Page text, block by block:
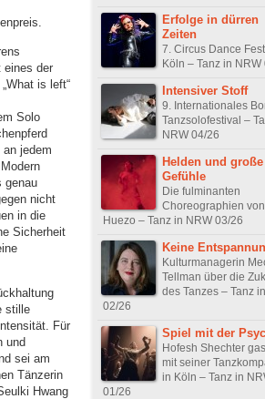
eines der
is left“
Solo
jedem
genau
nicht
in die
Sicherheit
stille
Für
und
sei am
Tänzerin
Hwang
Erfolge in dürren
Zeiten
7. Circus Dance
Köln – Tanz in NRW
Intensiver Stoff
9. Internationales
Tanzsolofestival –
NRW 04/26
Helden und große
Gefühle
Die fulminanten
Choreographien
Huezo – Tanz in NRW 03/26
Keine
Kulturmanagerin
Tellman über die
des Tanzes – Tanz
02/26
Spiel mit der
Hofesh Shechter
mit seiner
in Köln – Tanz in
01/26